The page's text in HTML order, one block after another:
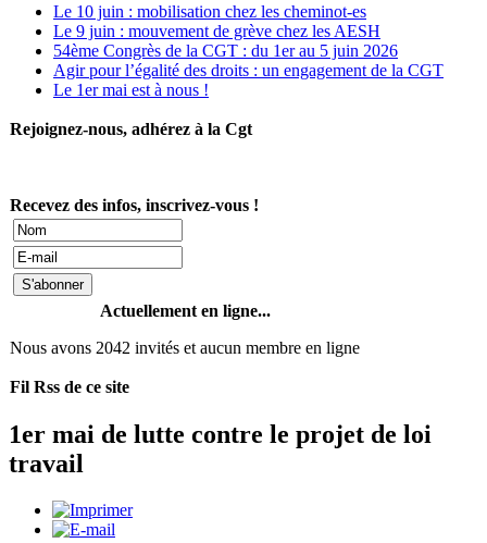
Le 10 juin : mobilisation chez les cheminot-es
Le 9 juin : mouvement de grève chez les AESH
54ème Congrès de la CGT : du 1er au 5 juin 2026
Agir pour l’égalité des droits : un engagement de la CGT
Le 1er mai est à nous !
Rejoignez-nous, adhérez à la Cgt
Recevez des infos, inscrivez-vous !
Actuellement en ligne...
Nous avons 2042 invités et aucun membre en ligne
Fil Rss de ce site
1er mai de lutte contre le projet de loi
travail